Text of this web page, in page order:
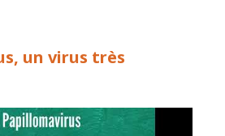
un virus très